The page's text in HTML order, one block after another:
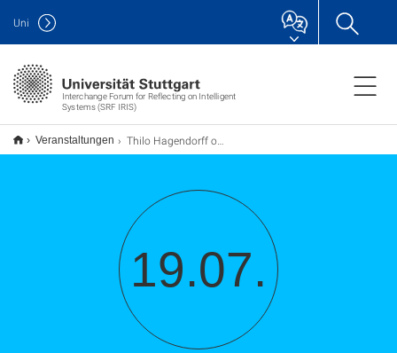
Interchange Forum for Reflecting on Intelligent
Systems (SRF IRIS)
Uni
Veranstaltungen Thilo Hagendorff of IRIS3D at Next Frontiers
19.07.